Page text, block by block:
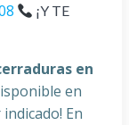
¡Y TE
en
en
En